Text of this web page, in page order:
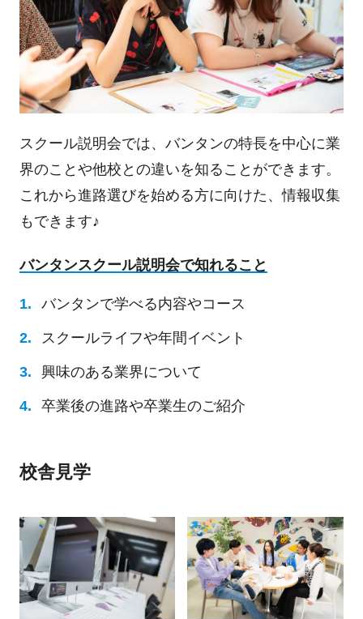
スクール説明会では、バンタンの特長を中心に業
界のことや他校との違いを知ることができます。
これから進路選びを始める方に向けた、情報収集
もできます♪
バンタンスクール説明会で知れること
バンタンで学べる内容やコース
スクールライフや年間イベント
興味のある業界について
卒業後の進路や卒業生のご紹介
校舎見学